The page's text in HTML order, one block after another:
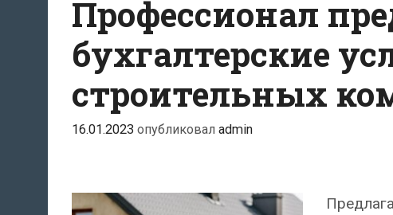
Профессионал
бухгалтерские
строительных
16.01.2023 опубликовал admin